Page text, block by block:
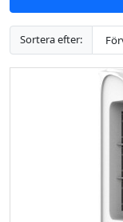
Sortera efter: